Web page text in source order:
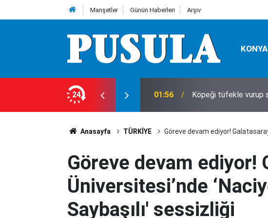
Manşetler Günün Haberleri Arşiv
KONYA
24 01:56 Köpeği tüfekle vurup
Anasayfa TÜRKİYE Göreve devam ediyor!
Göreve devam ediyor!
Üniversitesi’nde
Saybaşılı' sessizliği